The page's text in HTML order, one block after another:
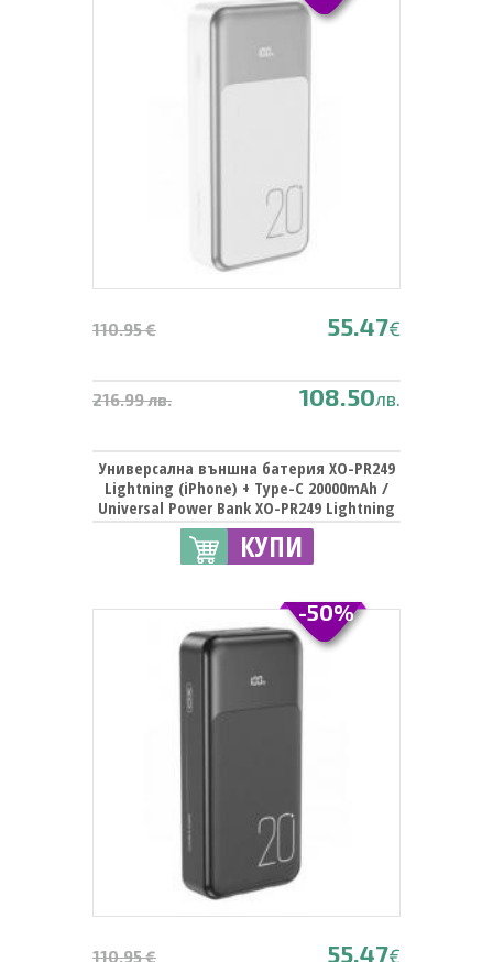
110.95 € 55.47€
216.99 лв. 108.50лв.
Универсална външна батерия XO-PR249
Lightning (iPhone) + Type-C 20000mAh /
Universal Power Bank XO-PR249 Lightning
(iPhone) + Type-C 20000mAh - бяла
КУПИ
110.95 € 55.47€
-50%